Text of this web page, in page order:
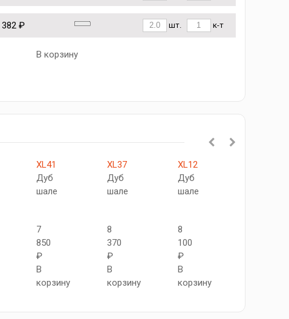
382 ₽ шт. к-т
В корзину
XL41
Дуб
шале
7
850
₽
В
корзину
XL37
Дуб
шале
8
370
₽
В
корзину
XL12
Дуб
шале
8
100
₽
В
корзину